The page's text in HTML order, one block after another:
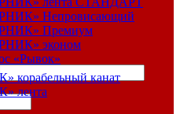
Непровисающий
Премиум
эконом
«Рывок»
корабельный канат
лента